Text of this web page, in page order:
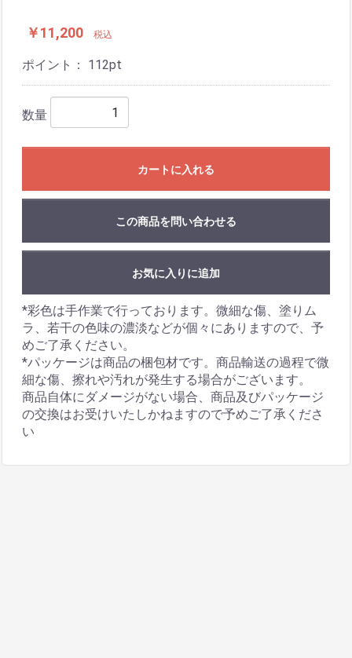
￥11,200 税込
ポイント： 112pt
数量
カートに入れる
この商品を問い合わせる
お気に入りに追加
*彩色は手作業で行っております。微細な傷、塗りム
ラ、若干の色味の濃淡などが個々にありますので、予
めご了承ください。
*パッケージは商品の梱包材です。商品輸送の過程で微
細な傷、擦れや汚れが発生する場合がございます。
商品自体にダメージがない場合、商品及びパッケージ
の交換はお受けいたしかねますので予めご了承くださ
い